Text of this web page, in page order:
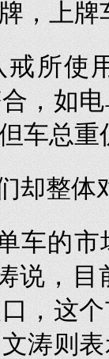
，上
所使
，如
车总
却整体
车的
说，
，这
涛则